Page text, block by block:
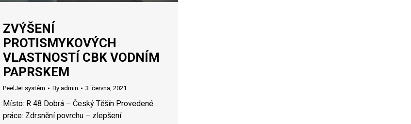
ZVÝŠENÍ
PROTISMYKOVÝCH
VLASTNOSTÍ CBK VODNÍM
PAPRSKEM
PeelJet systém By admin 3. června, 2021
Místo: R 48 Dobrá – Český Těšín Provedené
práce: Zdrsnění povrchu – zlepšení